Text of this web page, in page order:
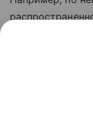
жителей.
раза чаще. В
эпидемия